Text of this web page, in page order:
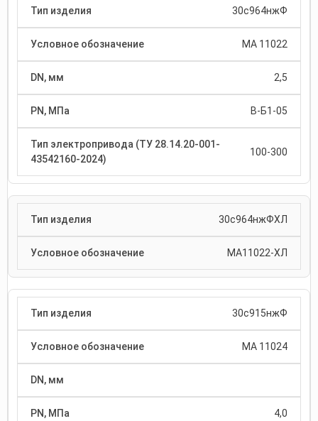
30с964нжФ
МА 11022
2,5
В-Б1-05
100-300
30с964нжФХЛ
МА11022-ХЛ
30с915нжФ
МА 11024
4,0